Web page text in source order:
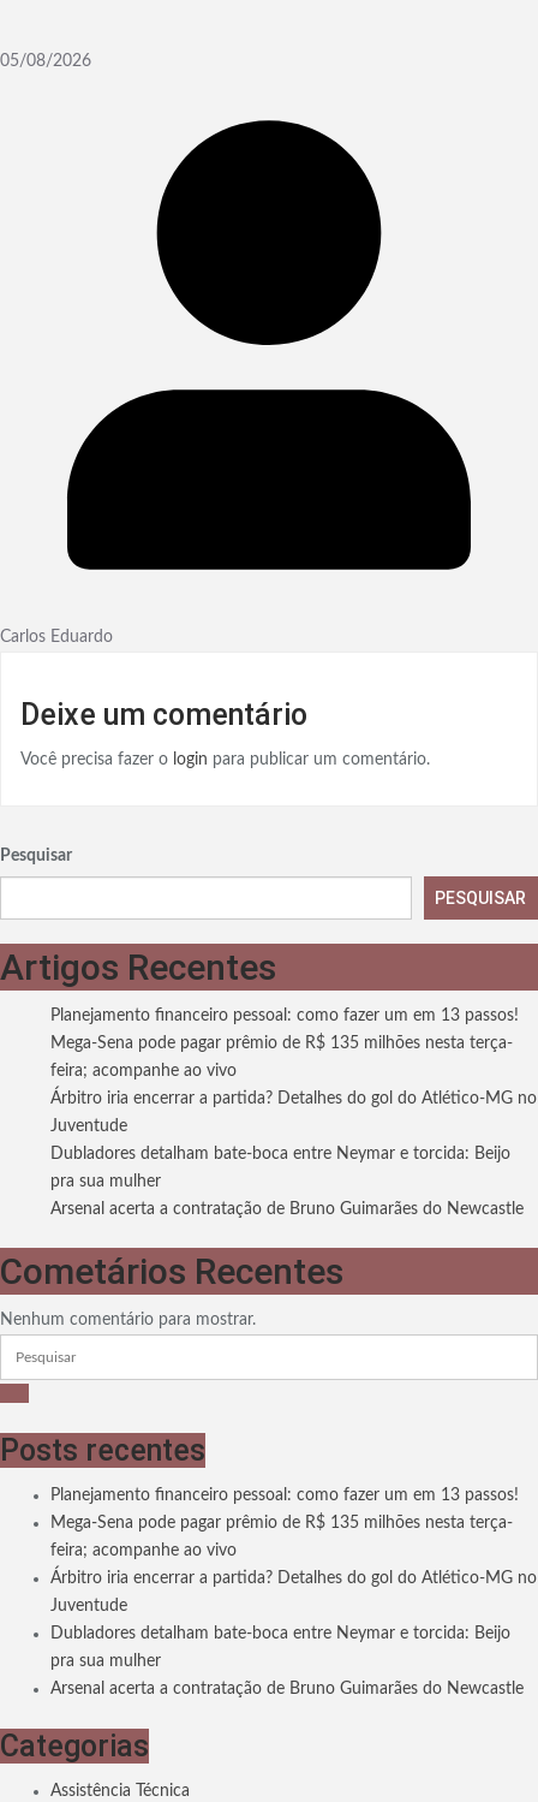
05/08/2026
Carlos Eduardo
Deixe um comentário
Você precisa fazer o login para publicar um comentário.
Pesquisar
PESQUISAR
Artigos Recentes
Planejamento financeiro pessoal: como fazer um em 13 passos!
Mega-Sena pode pagar prêmio de R$ 135 milhões nesta terça-
feira; acompanhe ao vivo
Árbitro iria encerrar a partida? Detalhes do gol do Atlético-MG no
Juventude
Dubladores detalham bate-boca entre Neymar e torcida: Beijo
pra sua mulher
Arsenal acerta a contratação de Bruno Guimarães do Newcastle
Cometários Recentes
Nenhum comentário para mostrar.
Posts recentes
Planejamento financeiro pessoal: como fazer um em 13 passos!
Mega-Sena pode pagar prêmio de R$ 135 milhões nesta terça-
feira; acompanhe ao vivo
Árbitro iria encerrar a partida? Detalhes do gol do Atlético-MG no
Juventude
Dubladores detalham bate-boca entre Neymar e torcida: Beijo
pra sua mulher
Arsenal acerta a contratação de Bruno Guimarães do Newcastle
Categorias
Assistência Técnica